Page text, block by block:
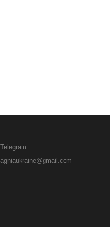
Telegram
agniaukraine@gmail.com